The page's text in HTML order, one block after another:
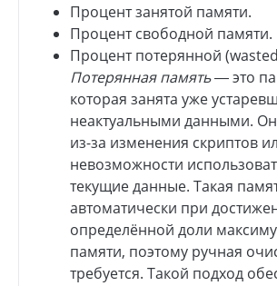
Процент занятой памяти.
Процент свободной памяти.
Процент потерянной
Потерянная память— это
которая занята уже
неактуальными данными.
из-за изменения скриптов
невозможности
текущие данные. Такая
автоматически при
определённой доли
памяти, поэтому ручная
требуется. Такой подход